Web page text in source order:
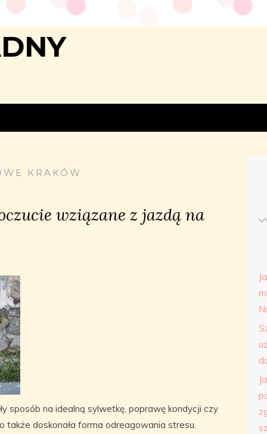
KRAKÓW
wziązane z jazdą na
sposób na idealną sylwetkę, poprawę kondycji czy
także doskonała forma odreagowania stresu.